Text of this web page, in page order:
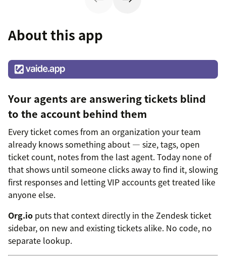
About this app
Your agents are answering tickets blind
to the account behind them
Every ticket comes from an organization your team
already knows something about — size, tags, open
ticket count, notes from the last agent. Today none of
that shows until someone clicks away to find it, slowing
first responses and letting VIP accounts get treated like
anyone else.
Org.io puts that context directly in the Zendesk ticket
sidebar, on new and existing tickets alike. No code, no
separate lookup.